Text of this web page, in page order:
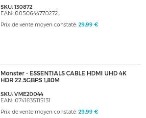
SKU: 130872
EAN: 0050644770272
Prix de vente moyen constaté: 29,99 €
Monster - ESSENTIALS CABLE HDMI UHD 4K
HDR 22.5GBPS 1,80M
SKU: VME20044
EAN: 0741835115131
Prix de vente moyen constaté: 29,99 €